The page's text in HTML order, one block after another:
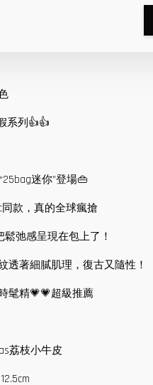
系列👍👍
迷你”登場👜
款，真的全球瘋搶
鬆弛感呈現在包上了！
透著細膩肌理，復古又隨性！
髦精💗💗超級推薦
荔枝小牛皮